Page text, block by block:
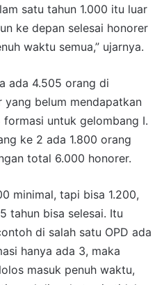
satu tahun 1.000 itu luar
ke depan selesai honorer
waktu semua,” ujarnya.
ada 4.505 orang di
yang belum mendapatkan
untuk gelombang I.
ke 2 ada 1.800 orang
total 6.000 honorer.
minimal, tapi bisa 1.200,
tahun bisa selesai. Itu
di salah satu OPD ada
hanya ada 3, maka
masuk penuh waktu,